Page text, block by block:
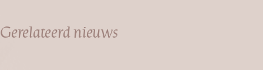
Gerelateerd nieuws